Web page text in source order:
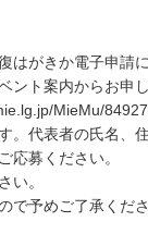
きか電子申請に
ト案内からお申し
MieMu/
代表者の氏名、住
募ください。
い。
予めご了承くださ